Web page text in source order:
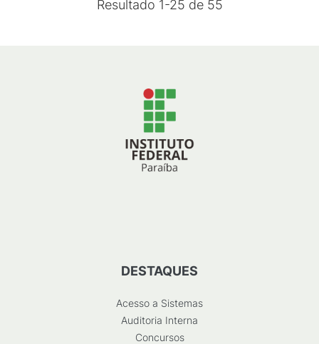
Resultado 1-25 de 55
DESTAQUES
Acesso a Sistemas
Auditoria Interna
Concursos